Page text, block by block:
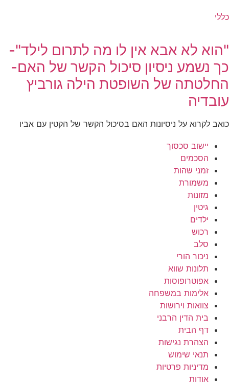
כללי
"הוא לא אבא אין לו מה לתרום לילד"-
כך נשמע ניסיון סיכול הקשר של האם-
החלטתה של השופטת הילה גורביץ
עובדיה
כואב לקרוא על ניסיונות האם בסיכול הקשר של הקטין עם אביו
יישוב סכסוך
הסכמים
זמני שהות
משמורת
מזונות
גיטין
ילדים
רכוש
סלב
ניכור הורי
תלונות שווא
אפוטרופוסות
אלימות במשפחה
צוואות וירושות
בית הדין הרבני
דף הבית
הצהרת נגישות
תנאי שימוש
מדיניות פרטיות
אודות